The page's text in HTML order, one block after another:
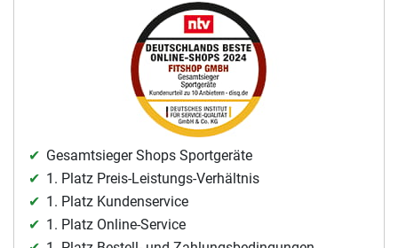
Gesamtsieger Shops Sportgeräte
1. Platz Preis-Leistungs-Verhältnis
1. Platz Kundenservice
1. Platz Online-Service